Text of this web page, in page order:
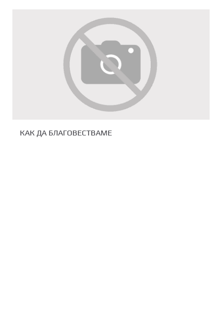
КАК ДА БЛАГОВЕСТВАМЕ